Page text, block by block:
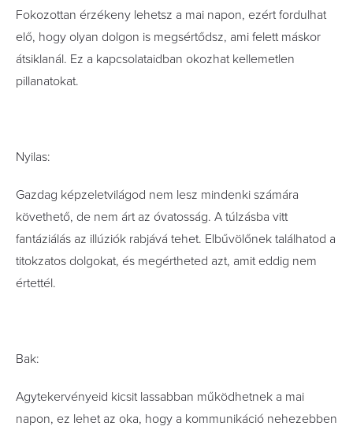
Fokozottan érzékeny lehetsz a mai napon, ezért fordulhat
elő, hogy olyan dolgon is megsértődsz, ami felett máskor
átsiklanál. Ez a kapcsolataidban okozhat kellemetlen
pillanatokat.
Nyilas:
Gazdag képzeletvilágod nem lesz mindenki számára
követhető, de nem árt az óvatosság. A túlzásba vitt
fantáziálás az illúziók rabjává tehet. Elbűvölőnek találhatod a
titokzatos dolgokat, és megértheted azt, amit eddig nem
értettél.
Bak:
Agytekervényeid kicsit lassabban működhetnek a mai
napon, ez lehet az oka, hogy a kommunikáció nehezebben